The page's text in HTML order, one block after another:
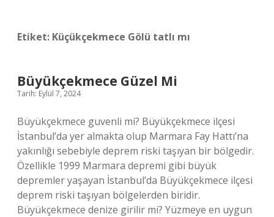
Etiket: Küçükçekmece Gölü tatlı mı
Büyükçekmece Güzel Mi
Tarih: Eylül 7, 2024
Büyükçekmece guvenli mi? Büyükçekmece ilçesi
İstanbul’da yer almakta olup Marmara Fay Hattı’na
yakınlığı sebebiyle deprem riski taşıyan bir bölgedir.
Özellikle 1999 Marmara depremi gibi büyük
depremler yaşayan İstanbul’da Büyükçekmece ilçesi
deprem riski taşıyan bölgelerden biridir.
Büyükçekmece denize girilir mi? Yüzmeye en uygun